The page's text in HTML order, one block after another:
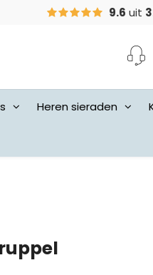
9.6 uit
Heren sieraden